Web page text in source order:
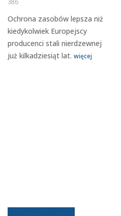
386
Ochrona zasobów lepsza niż
kiedykolwiek Europejscy
producenci stali nierdzewnej
już kilkadziesiąt lat. więcej